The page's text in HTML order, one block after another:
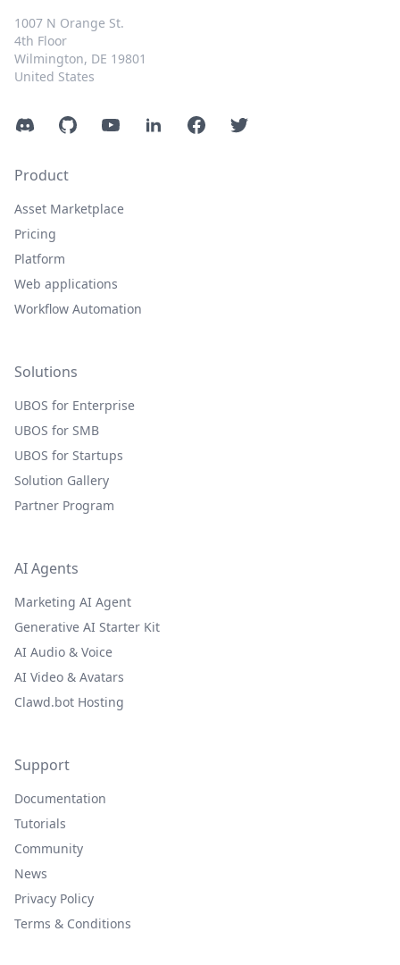
1007 N Orange St.
4th Floor
Wilmington, DE 19801
United States
DiscordGitHubYouTubeLinkedInFacebookTwitter
Product
Asset Marketplace
Pricing
Platform
Web applications
Workflow Automation
Solutions
UBOS for Enterprise
UBOS for SMB
UBOS for Startups
Solution Gallery
Partner Program
AI Agents
Marketing AI Agent
Generative AI Starter Kit
AI Audio & Voice
AI Video & Avatars
Clawd.bot Hosting
Support
Documentation
Tutorials
Community
News
Privacy Policy
Terms & Conditions